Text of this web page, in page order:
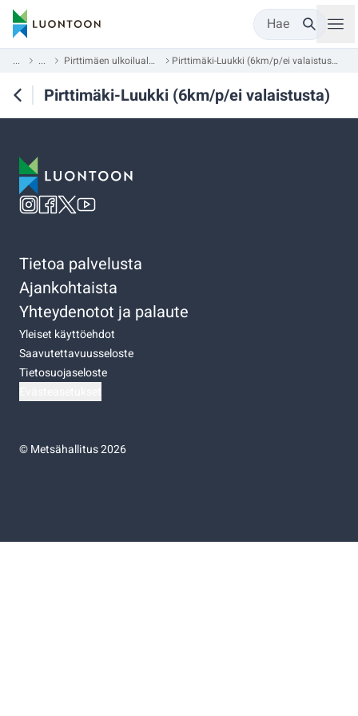
Hae
... ... Pirttimäen ulkoilualue Pirttimäki-Luukki (6km/p/ei valaistusta)
Pirttimäki-Luukki (6km/p/ei valaistusta)
Tietoa palvelusta
Ajankohtaista
Yhteydenotot ja palaute
Yleiset käyttöehdot
Saavutettavuusseloste
Tietosuojaseloste
©Metsähallitus 2026